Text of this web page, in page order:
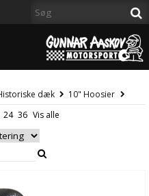
dæk
10" Hoosier